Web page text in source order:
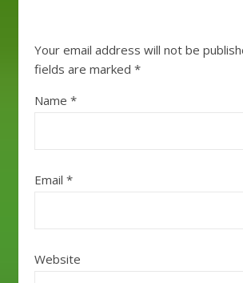
Your email address will not be
fields are marked *
Name *
Email *
Website